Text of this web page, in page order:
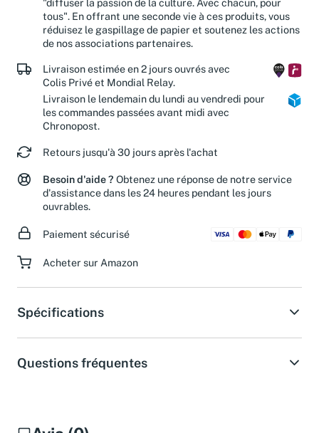
"diffuser la passion de la culture. Avec chacun, pour
tous". En offrant une seconde vie à ces produits, vous
réduisez le gaspillage de papier et soutenez les actions
de nos associations partenaires.
Livraison estimée en 2 jours ouvrés avec
Colis Privé et Mondial Relay.
Livraison le lendemain du lundi au vendredi pour
les commandes passées avant midi avec
Retours jusqu'à 30 jours après l'achat
Besoin d'aide ?Obtenez une réponse de notre service
d'assistance dans les 24 heures pendant les jours
Spécifications
Questions fréquentes